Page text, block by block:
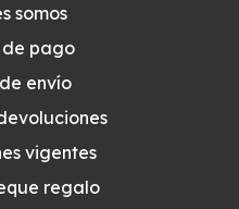
somos
de pago
envío
vigentes
regalo